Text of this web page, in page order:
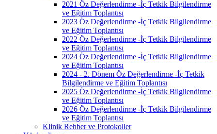
2021 Öz Değerlendirme -İç Tetkik Bilgilendirme
ve Eğitim Toplantısı
2023 Öz Değerlendirme -İç Tetkik Bilgilendirme
ve Eğitim Toplantısı
2022 Öz Değerlendirme -İç Tetkik Bilgilendirme
ve Eğitim Toplantısı
2024 Öz Değerlendirme -İç Tetkik Bilgilendirme
ve Eğitim Toplantısı
2024 - 2. Dönem Öz Değerlendirme -İç Tetkik
Bilgilendirme ve Eğitim Toplantısı
2025 Öz Değerlendirme -İç Tetkik Bilgilendirme
ve Eğitim Toplantısı
2026 Öz Değerlendirme -İç Tetkik Bilgilendirme
ve Eğitim Toplantısı
Klinik Rehber ve Protokoller